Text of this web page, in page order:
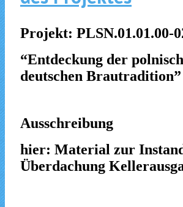
Projekt: PLSN.01.01.00-
“Entdeckung der
deutschen Brautradition”
Ausschreibung
hier: Material zur
Überdachung